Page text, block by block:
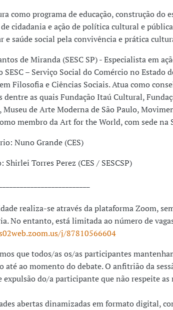
como programa de educação, construção do
cidadania e ação de política cultural e
e saúde social pela convivência e prática
de Miranda (SESC SP) - Especialista em
– Serviço Social do Comércio no Estado
Filosofia e Ciências Sociais. Atua como
dentre as quais Fundação Itaú Cultural,
Museu de Arte Moderna de São Paulo,
membro da Art for the World, com sede na
Nuno Grande (CES)
Shirlei Torres Perez (CES / SESCSP)
realiza-se através da plataforma Zoom,
No entanto, está limitada ao número de
j/87810566604
que todos/as os/as participantes
até ao momento do debate. O anfitrião da
do/a participante que não respeite as
abertas dinamizadas em formato digital,